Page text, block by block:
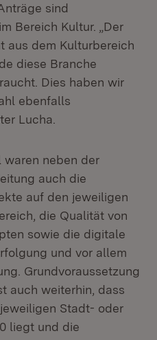
sind
Bereich Kultur. „Der
aus dem Kulturbereich
diese Branche
Dies haben wir
ebenfalls
Lucha.
waren neben der
auch die
auf den jeweiligen
die Qualität von
sowie die digitale
und vor allem
Grundvoraussetzung
auch weiterhin, dass
Stadt- oder
liegt und die